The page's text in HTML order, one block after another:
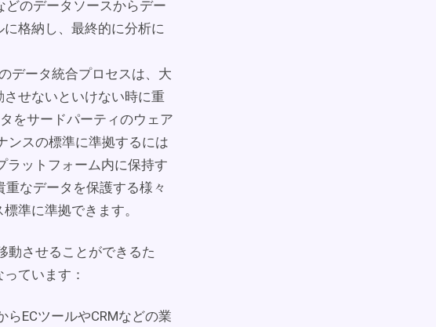
どのデータソースからデー
格納し、最終的に分析に
データ統合プロセスは、大
せないといけない時に重
をサードパーティのウェア
ンスの標準に準拠するには
ラットフォーム内に保持す
なデータを保護する様々
準に準拠できます。
動させることができるた
ています：
ECツールやCRMなどの業